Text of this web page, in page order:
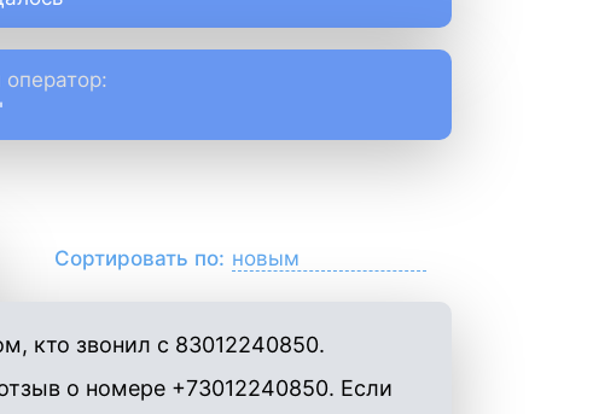
Сортировать по:
кто звонил с 83012240850.
о номере +73012240850. Если